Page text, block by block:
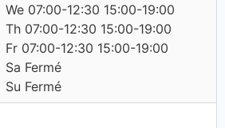
We 07:00-12:30 15:00-19:00
Th 07:00-12:30 15:00-19:00
Fr 07:00-12:30 15:00-19:00
Sa Fermé
Su Fermé